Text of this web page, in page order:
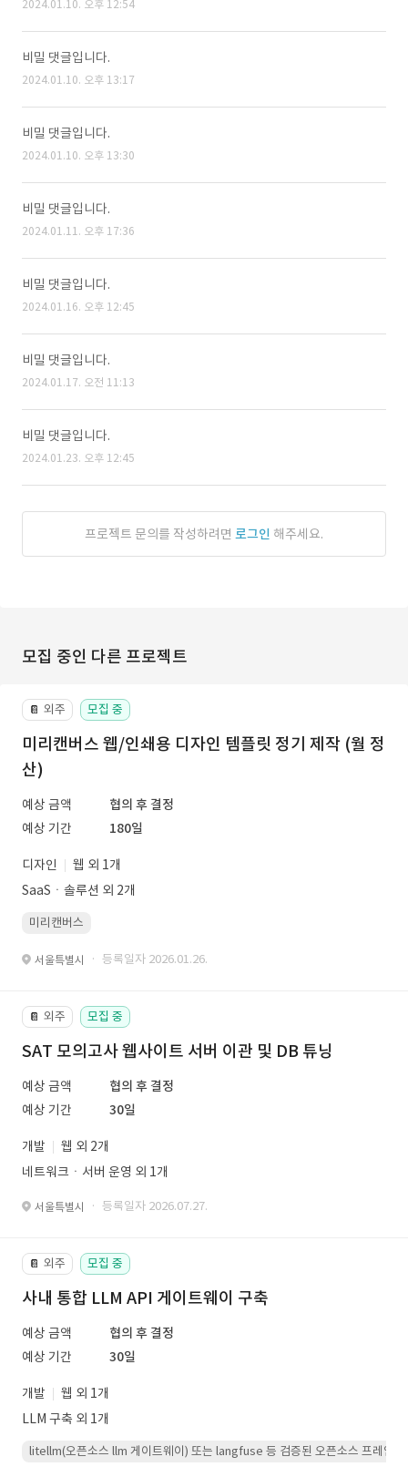
2024.01.10. 오후 12:54
비밀 댓글입니다.
2024.01.10. 오후 13:17
비밀 댓글입니다.
2024.01.10. 오후 13:30
비밀 댓글입니다.
2024.01.11. 오후 17:36
비밀 댓글입니다.
2024.01.16. 오후 12:45
비밀 댓글입니다.
2024.01.17. 오전 11:13
비밀 댓글입니다.
2024.01.23. 오후 12:45
프로젝트 문의를 작성하려면 로그인 해주세요.
모집 중인 다른 프로젝트
📔 외주 모집 중
미리캔버스 웹/인쇄용 디자인 템플릿 정기 제작 (월 정
산)
예상 금액
협의 후 결정
예상 기간
180일
디자인
웹 외 1개
SaaSㆍ솔루션 외 2개
미리캔버스
서울특별시 · 등록일자 2026.01.26.
📔 외주 모집 중
SAT 모의고사 웹사이트 서버 이관 및 DB 튜닝
예상 금액
협의 후 결정
예상 기간
30일
개발
웹 외 2개
네트워크ㆍ서버 운영 외 1개
서울특별시 · 등록일자 2026.07.27.
📔 외주 모집 중
사내 통합 LLM API 게이트웨이 구축
예상 금액
협의 후 결정
예상 기간
30일
개발
웹 외 1개
LLM 구축 외 1개
litellm(오픈소스 llm 게이트웨이) 또는 langfuse 등 검증된 오픈소스 프레임워